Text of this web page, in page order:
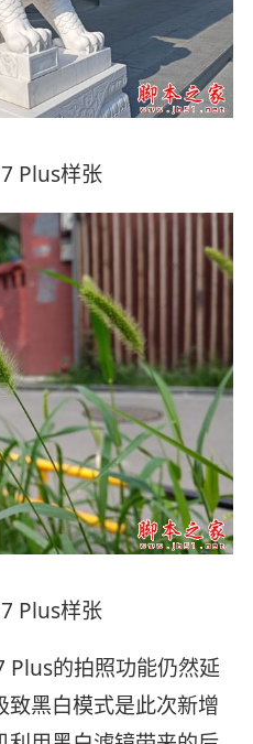
Plus样张
Plus样张
的拍照功能仍然延
黑白模式是此次新增